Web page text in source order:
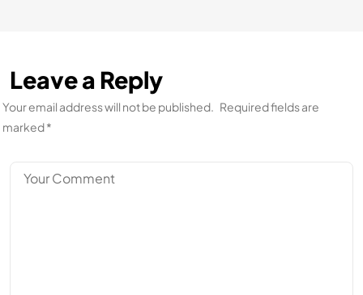
Leave a Reply
Your email address will not be published. Required fields are
marked*